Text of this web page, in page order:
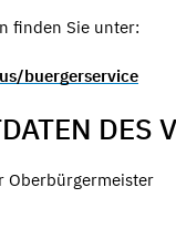
finden Sie unter:
buergerservice
DES
Oberbürgermeister